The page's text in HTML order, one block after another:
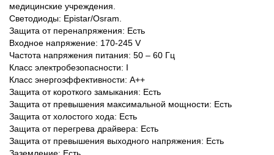
медицинские учреждения.
Светодиоды: Epistar/Osram.
Защита от перенапряжения: Есть
Входное напряжение: 170-245 V
Частота напряжения питания: 50 – 60 Гц
Класс электробезопасности: I
Класс энергоэффективности: А++
Защита от короткого замыкания: Есть
Защита от превышения максимальной мощности: Есть
Защита от холостого хода: Есть
Защита от перегрева драйвера: Есть
Защита от превышения выходного напряжения: Есть